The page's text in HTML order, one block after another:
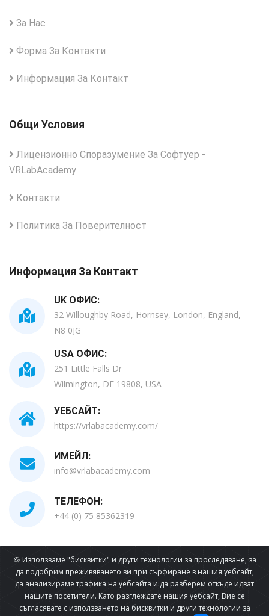
🍪 Използваме "бисквитки" и други технологии за проследяване, за
да подобрим преживяването ви при сърфиране в нашия уебсайт,
да анализираме трафика на уебсайта и да разберем откъде идват
нашите посетители. Като разглеждате нашия уебсайт, Вие се
съгласявате с използването на бисквитки и други технологии за
За Нас
Форма За Контакти
Информация За Контакт
Общи Условия
Лицензионно Споразумение За Софтуер -
VRLabAcademy
Контакти
Политика За Поверителност
Информация За Контакт
UK ОФИС:
32 Willoughby Road, Hornsey, London, England,
N8 0JG
USA ОФИС:
251 Little Falls Dr
Wilmington, DE 19808, USA
УЕБСАЙТ:
https://vrlabacademy.com/
ИМЕЙЛ:
info@vrlabacademy.com
ТЕЛЕФОН:
+44 (0) 75 85362319
Всички Права Запазени © 2026